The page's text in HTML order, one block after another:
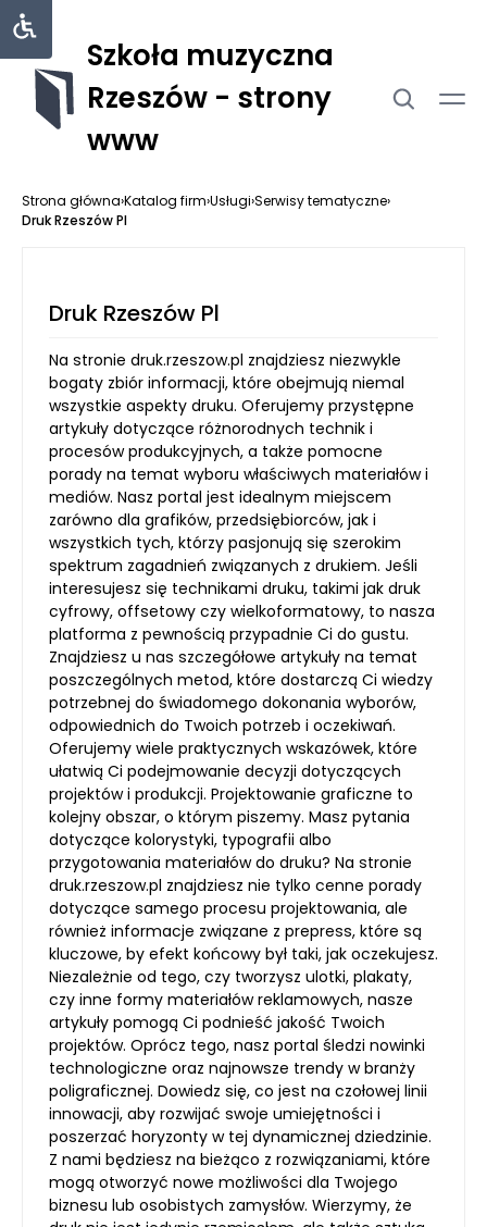
Szkoła muzyczna
Rzeszów - strony
www
Strona główna›Katalog firm›Usługi›Serwisy tematyczne›
Druk Rzeszów Pl
Druk Rzeszów Pl
Na stronie druk.rzeszow.pl znajdziesz niezwykle
bogaty zbiór informacji, które obejmują niemal
wszystkie aspekty druku. Oferujemy przystępne
artykuły dotyczące różnorodnych technik i
procesów produkcyjnych, a także pomocne
porady na temat wyboru właściwych materiałów i
mediów. Nasz portal jest idealnym miejscem
zarówno dla grafików, przedsiębiorców, jak i
wszystkich tych, którzy pasjonują się szerokim
spektrum zagadnień związanych z drukiem. Jeśli
interesujesz się technikami druku, takimi jak druk
cyfrowy, offsetowy czy wielkoformatowy, to nasza
platforma z pewnością przypadnie Ci do gustu.
Znajdziesz u nas szczegółowe artykuły na temat
poszczególnych metod, które dostarczą Ci wiedzy
potrzebnej do świadomego dokonania wyborów,
odpowiednich do Twoich potrzeb i oczekiwań.
Oferujemy wiele praktycznych wskazówek, które
ułatwią Ci podejmowanie decyzji dotyczących
projektów i produkcji. Projektowanie graficzne to
kolejny obszar, o którym piszemy. Masz pytania
dotyczące kolorystyki, typografii albo
przygotowania materiałów do druku? Na stronie
druk.rzeszow.pl znajdziesz nie tylko cenne porady
dotyczące samego procesu projektowania, ale
również informacje związane z prepress, które są
kluczowe, by efekt końcowy był taki, jak oczekujesz.
Niezależnie od tego, czy tworzysz ulotki, plakaty,
czy inne formy materiałów reklamowych, nasze
artykuły pomogą Ci podnieść jakość Twoich
projektów. Oprócz tego, nasz portal śledzi nowinki
technologiczne oraz najnowsze trendy w branży
poligraficznej. Dowiedz się, co jest na czołowej linii
innowacji, aby rozwijać swoje umiejętności i
poszerzać horyzonty w tej dynamicznej dziedzinie.
Z nami będziesz na bieżąco z rozwiązaniami, które
mogą otworzyć nowe możliwości dla Twojego
biznesu lub osobistych zamysłów. Wierzymy, że